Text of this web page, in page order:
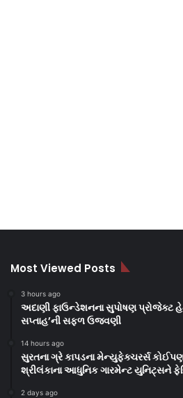
Most Viewed Posts
3 hours ago
અદાણી ફાઉન્ડેશનના સુપોષણ પ્રોજેક્ટ
સપ્તાહ’ની સફળ ઉજવણી
14 hours ago
સુરતના ગ્રે કાપડના મેન્યુફેક્ચરર્સ
શ્રીલંકાના આધુનિક ગારમેન્ટ યુનિટ્સને
2 days ago